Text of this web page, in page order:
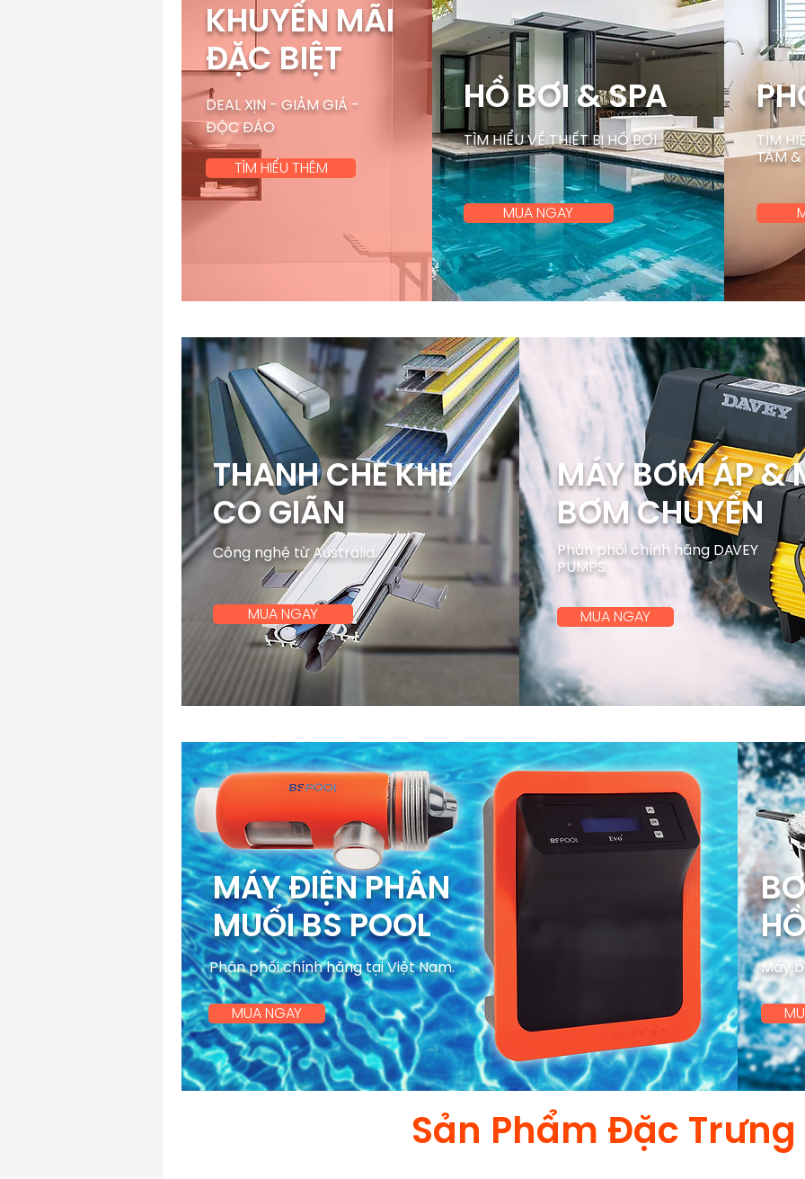
KHUYẾN MÃI
ĐẶC BIỆT
DEAL XỊN - GIẢM GIÁ -
ĐỘC ĐÁO
TÌM HIỂU THÊM
HỒ BƠI & SPA
TÌM HIỂU VỀ THIẾT BỊ HỒ BƠI
MUA NGAY
TÌM
TẮM &
THANH CHE KHE
CO GIÃN
Công nghệ từ Australia.
MUA NGAY
MÁY BƠMÁP &
BƠM CHUYỂN
Phân phối chính hãng DAVEY
PUMPS.
MUA NGAY
MÁY ĐIỆN PHÂN
MUỐI BS POOL
Phân phối chính hãng tại Việt Nam.
MUA NGAY
Máy
Sản Phẩm Đặc Trưng